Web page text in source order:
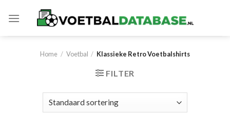
Home / Voetbal / Klassieke Retro Voetbalshirts
FILTER